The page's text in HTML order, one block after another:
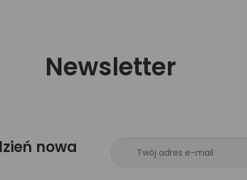
Newsletter
nowa